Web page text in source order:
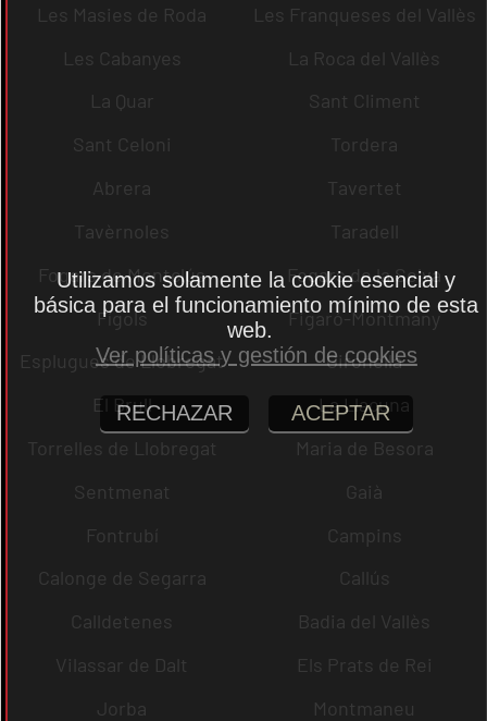
Les Masies de Roda
Les Franqueses del Vallès
Les Cabanyes
La Roca del Vallès
La Quar
Sant Climent
Sant Celoni
Tordera
Abrera
Tavertet
Tavèrnoles
Taradell
Fogars de Montclús
Fogars de la Selva
Fígols
Figaró-Montmany
Esplugues de Llobregat
Gironella
El Brull
La Llacuna
Torrelles de Llobregat
Maria de Besora
Sentmenat
Gaià
Fontrubí
Campins
Calonge de Segarra
Callús
Calldetenes
Badia del Vallès
Vilassar de Dalt
Els Prats de Rei
Jorba
Montmaneu
Utilizamos solamente la cookie esencial y
básica para el funcionamiento mínimo de esta
web.
Ver políticas y gestión de cookies
RECHAZAR ACEPTAR